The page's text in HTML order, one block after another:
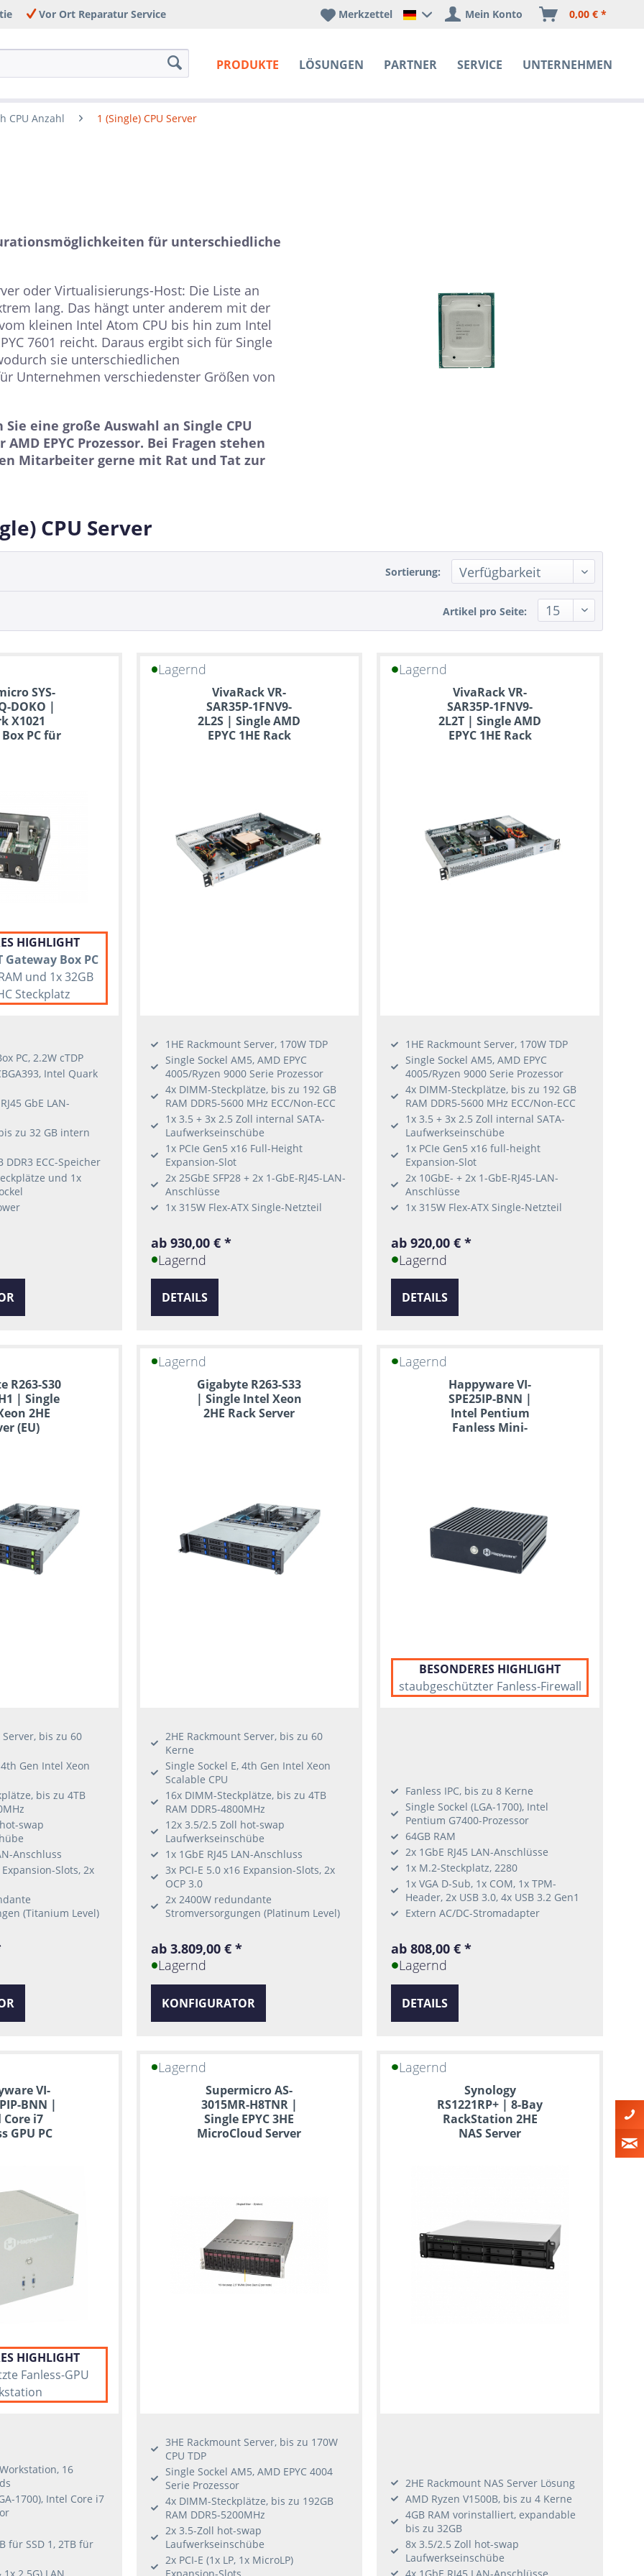
Vor Ort Reparatur Service
PRODUKTE LÖSUNGEN PARTNER SERVICE UNTERNEHMEN
Happyware Deutschland
Merkzettel Mein Konto 0,00 € *
CPU Anzahl 1 (Single) CPU Server
für unterschiedliche
oder Virtualisierungs-Host: Die Liste an
lang. Das hängt unter anderem mit der
kleinen Intel Atom CPU bis hin zum Intel
7601 reicht. Daraus ergibt sich für Single
sie unterschiedlichen
Unternehmen verschiedenster Größen von
eine große Auswahl an Single CPU
EPYC Prozessor. Bei Fragen stehen
Mitarbeiter gerne mit Rat und Tat zur
CPU Server
Sortierung:
Artikel pro Seite:
SYS-
DOKO |
X1021
PC für
HIGHLIGHT
Box PC
und 1x 32GB
Steckplatz
PC, 2.2W cTDP
Intel Quark
GbE LAN-
zu 32 GB intern
ECC-Speicher
und 1x
Lagernd
VivaRack VR-
SAR35P-1FNV9-
2L2S | Single AMD
EPYC 1HE Rack
1HE Rackmount Server, 170W TDP
Single Sockel AM5, AMD EPYC
4005/Ryzen 9000 Serie Prozessor
4x DIMM-Steckplätze, bis zu 192 GB
RAM DDR5-5600 MHz ECC/Non-ECC
1x 3.5 + 3x 2.5 Zoll internal SATA-
Laufwerkseinschübe
1x PCIe Gen5 x16 Full-Height
Expansion-Slot
2x 25GbE SFP28 + 2x 1-GbE-RJ45-LAN-
Anschlüsse
1x 315W Flex-ATX Single-Netzteil
ab 930,00 € *
Lagernd
DETAILS
Lagernd
VivaRack VR-
SAR35P-1FNV9-
2L2T | Single AMD
EPYC 1HE Rack
1HE Rackmount Server, 170W TDP
Single Sockel AM5, AMD EPYC
4005/Ryzen 9000 Serie Prozessor
4x DIMM-Steckplätze, bis zu 192 GB
RAM DDR5-5600 MHz ECC/Non-ECC
1x 3.5 + 3x 2.5 Zoll internal SATA-
Laufwerkseinschübe
1x PCIe Gen5 x16 full-height
Expansion-Slot
2x 10GbE- + 2x 1-GbE-RJ45-LAN-
Anschlüsse
1x 315W Flex-ATX Single-Netzteil
ab 920,00 € *
Lagernd
DETAILS
R263-S30
| Single
2HE
(EU)
bis zu 60
Gen Intel Xeon
bis zu 4TB
swap
Anschluss
Expansion-Slots, 2x
(Titanium Level)
Lagernd
Gigabyte R263-S33
| Single Intel Xeon
2HE Rack Server
2HE Rackmount Server, bis zu 60
Kerne
Single Sockel E, 4th Gen Intel Xeon
Scalable CPU
16x DIMM-Steckplätze, bis zu 4TB
RAM DDR5-4800MHz
12x 3.5/2.5 Zoll hot-swap
Laufwerkseinschübe
1x 1GbE RJ45 LAN-Anschluss
3x PCI-E 5.0 x16 Expansion-Slots, 2x
OCP 3.0
2x 2400W redundante
Stromversorgungen (Platinum Level)
ab 3.809,00 € *
Lagernd
KONFIGURATOR
Lagernd
Happyware VI-
SPE25IP-BNN |
Intel Pentium
Fanless Mini-
BESONDERES HIGHLIGHT
staubgeschützter Fanless-Firewall
Fanless IPC, bis zu 8 Kerne
Single Sockel (LGA-1700), Intel
Pentium G7400-Prozessor
64GB RAM
2x 1GbE RJ45 LAN-Anschlüsse
1x M.2-Steckplatz, 2280
1x VGA D-Sub, 1x COM, 1x TPM-
Header, 2x USB 3.0, 4x USB 3.2 Gen1
Extern AC/DC-Stromadapter
ab 808,00 € *
Lagernd
DETAILS
VI-
BNN |
i7
GPU PC
HIGHLIGHT
Fanless-GPU
16
1700), Intel Core i7
für SSD 1, 2TB für
Lagernd
Supermicro AS-
3015MR-H8TNR |
Single EPYC 3HE
MicroCloud Server
3HE Rackmount Server, bis zu 170W
CPU TDP
Single Sockel AM5, AMD EPYC 4004
Serie Prozessor
4x DIMM-Steckplätze, bis zu 192GB
RAM DDR5-5200MHz
2x 3.5-Zoll hot-swap
Laufwerkseinschübe
2x PCI-E (1x LP, 1x MicroLP)
Lagernd
Synology
RS1221RP+ | 8-Bay
RackStation 2HE
NAS Server
2HE Rackmount NAS Server Lösung
AMD Ryzen V1500B, bis zu 4 Kerne
4GB RAM vorinstalliert, expandable
bis zu 32GB
8x 3.5/2.5 Zoll hot-swap
Laufwerkseinschübe